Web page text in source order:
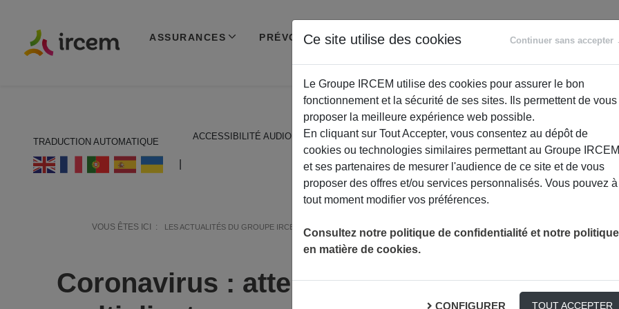
ASSURANCES PRÉVOYANCE RETRAITE
ACCOMPAGNEMENT
TRADUCTION AUTOMATIQUE
ACCESSIBILITÉ AUDIO
VOUS ÊTES ICI : LES ACTUALITÉS DU GROUPE IRCEM ACTUALITÉ CORONAVIRUS : ATTENTION AUX ARNAQUES QUI SE
Coronavirus : attention aux arnaques qui
Ce site utilise des cookies Continuer sans accepter
Le Groupe IRCEM utilise des cookies pour assurer le bon
fonctionnement et la sécurité de ses sites. Ils permettent de vous
proposer la meilleure expérience web possible.
En cliquant sur Tout Accepter, vous consentez au dépôt de
cookies ou technologies similaires permettant au Groupe IRCEM
et ses partenaires de mesurer l'audience de ce site et de vous
proposer des offres et/ou services personnalisés. Vous pouvez à
tout moment modifier vos préférences.
Consultez notre politique de confidentialité et notre politique
en matière de cookies.
CONFIGURER TOUT ACCEPTER